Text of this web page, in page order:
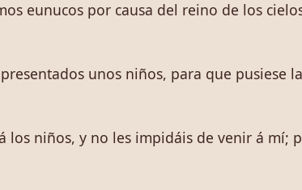
eunucos por causa del reino de los
unos niños, para que pusiese
los niños, y no les impidáis de venir á mí;